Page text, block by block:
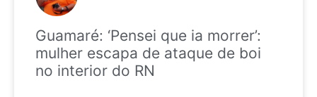
Guamaré: ‘Pensei que ia morrer’:
mulher escapa de ataque de boi
no interior do RN